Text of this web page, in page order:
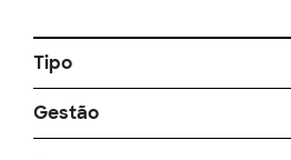
Tipo
Gestão